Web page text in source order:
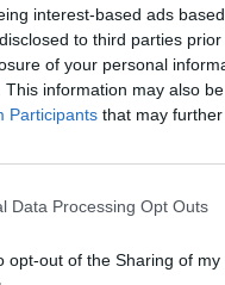
interest-based ads
to third parties
of your personal
This information may also
Participants that may
Data Processing Opt Outs
opt-out of the Sharing of my